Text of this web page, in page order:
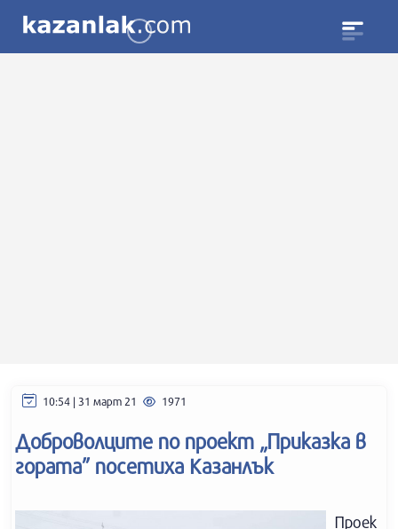
10:54 | 31 март 21 1971
Доброволците по проект „Приказка в
гората” посетиха Казанлък
Проек